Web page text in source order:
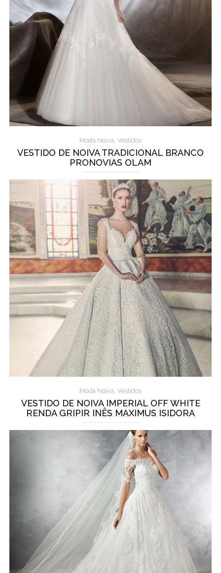
Moda Noiva, Vestidos
VESTIDO DE NOIVA TRADICIONAL BRANCO
PRONOVIAS OLAM
Moda Noiva, Vestidos
VESTIDO DE NOIVA IMPERIAL OFF WHITE
RENDA GRIPIR INÊS MAXIMUS ISIDORA